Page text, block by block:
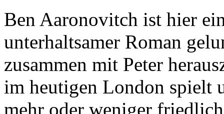
Ben Aaronovitch ist hier
unterhaltsamer Roman
zusammen mit Peter
im heutigen London spielt
mehr oder weniger